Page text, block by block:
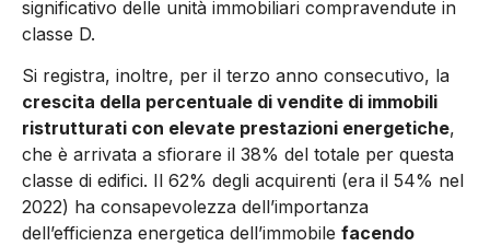
significativo delle unità immobiliari compravendute in
classe D.
Si registra, inoltre, per il terzo anno consecutivo, la
crescita della percentuale di vendite di immobili
ristrutturati con elevate prestazioni energetiche,
che è arrivata a sfiorare il 38% del totale per questa
classe di edifici. Il 62% degli acquirenti (era il 54% nel
2022) ha consapevolezza dell’importanza
dell’efficienza energetica dell’immobile facendo